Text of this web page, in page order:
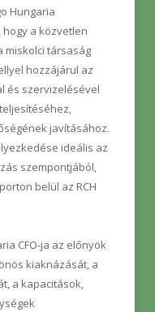
Hungaria
a közvetlen
miskolci társaság
hozzájárul az
és szervizelésével
javításához.
ideális az
szempontjából,
belül az RCH
CFO-ja az előnyök
kiaknázását, a
a kapacitások,